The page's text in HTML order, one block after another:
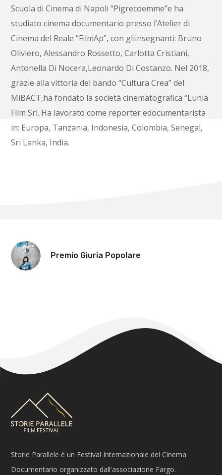
Scuola di Cinema di Napoli “Pigrecoemme”e ha
studiato cinema documentario presso l’Atelier di
Cinema del Reale “FilmAp”, con gliinsegnanti: Bruno
Oliviero, Alessandro Rossetto, Carlotta Cristiani,
Antonella Di Nocera,Leonardo Di Costanzo. Nel 2018,
grazie alla vittoria del bando “Cultura Crea” del
MiBACT,ha fondato la società cinematografica “Lunia
Film Srl. Ha lavorato come reporter edocumentarista
in: Europa, Tanzania, Indonesia, Colombia, Senegal,
Sri Lanka, India.
Premio Giuria Popolare
Storie Parallele è un Festival Internazionale del Cinema
Documentario organizzato dall'associazione Fargo.